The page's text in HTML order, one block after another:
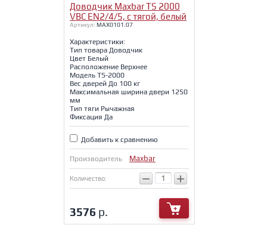
Доводчик Maxbar TS 2000
VBC EN2/4/5, с тягой, белый
Артикул: MAX0101.07
Характеристики:
Тип товара Доводчик
Цвет Белый
Расположение Верхнее
Модель TS-2000
Вес дверей До 100 кг
Максимальная ширина двери 1250
мм
Тип тяги Рычажная
Фиксация Да
Добавить к сравнению
Производитель Maxbar
Количество: − +
3576 р.